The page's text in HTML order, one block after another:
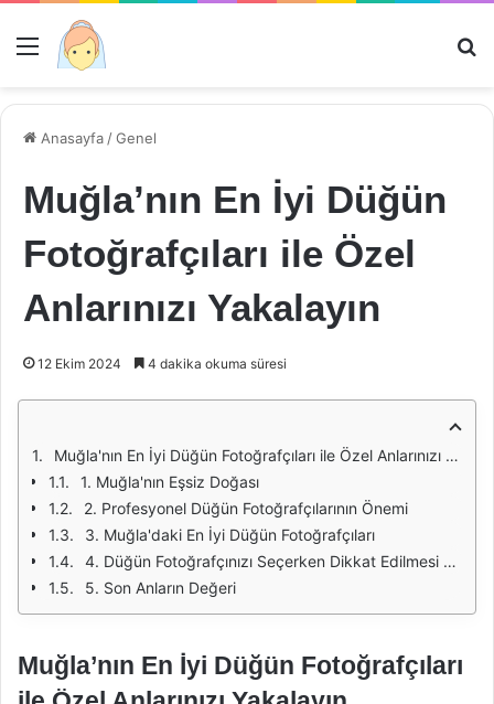
Menü
Anasayfa /Genel
Muğla’nın En İyi Düğün
Fotoğrafçıları ile Özel
Anlarınızı Yakalayın
12 Ekim 2024 4 dakika okuma süresi
Muğla'nın En İyi Düğün Fotoğrafçıları ile Özel Anlarınızı Yakalayın
1. Muğla'nın Eşsiz Doğası
2. Profesyonel Düğün Fotoğrafçılarının Önemi
3. Muğla'daki En İyi Düğün Fotoğrafçıları
4. Düğün Fotoğrafçınızı Seçerken Dikkat Edilmesi Gerekenler
5. Son Anların Değeri
Muğla’nın En İyi Düğün Fotoğrafçıları